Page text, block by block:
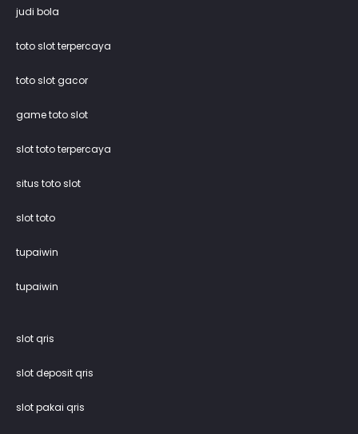
judi bola
toto slot terpercaya
toto slot gacor
game toto slot
slot toto terpercaya
situs toto slot
slot toto
tupaiwin
tupaiwin
slot qris
slot deposit qris
slot pakai qris